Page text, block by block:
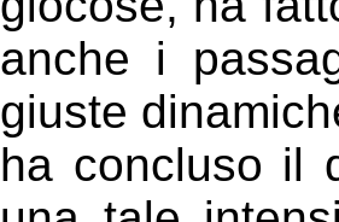
anche i
giuste
ha concluso il